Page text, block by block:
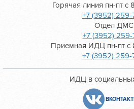
Горячая линия пн-пт с
+7 (3952) 259-
Отдел ДМС
+7 (3952) 259-
Приемная ИДЦ пн-пт с
+7 (3952)
ИДЦ в